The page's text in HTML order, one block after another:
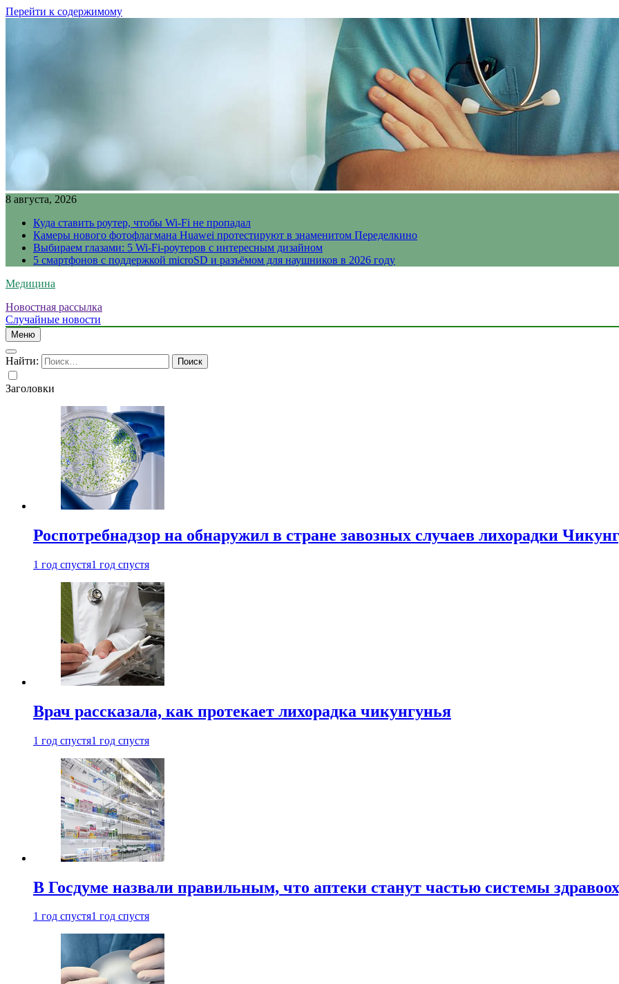
Перейти к содержимому
8 августа, 2026
Куда ставить роутер, чтобы Wi-Fi не пропадал
Камеры нового фотофлагмана Huawei протестируют в знаменитом Переделкино
Выбираем глазами: 5 Wi-Fi-роутеров с интересным дизайном
5 смартфонов с поддержкой microSD и разъёмом для наушников в 2026 году
Медицина
Новостная рассылка
Случайные новости
Меню
Найти:
Заголовки
Роспотребнадзор на обнаружил в стране завозных случаев лихорадки
1 год спустя1 год спустя
Врач рассказала, как протекает лихорадка чикунгунья
1 год спустя1 год спустя
В Госдуме назвали правильным, что аптеки станут частью системы
1 год спустя1 год спустя